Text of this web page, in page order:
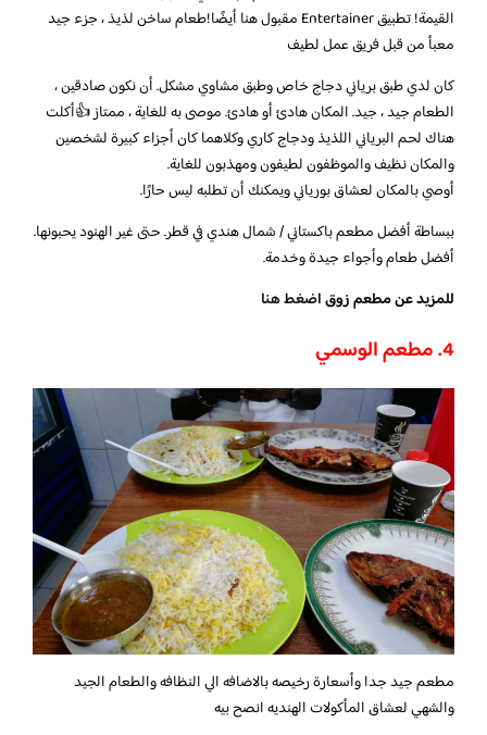
القيمة! تطبيق Entertainer مقبول هنا أيضًا!طعام ساخن لذيذ ، جزء جيد
معبأ من قبل فريق عمل لطيف
كان لدي طبق برياني دجاج خاص وطبق مشاوي مشكل. أن نكون صادقين ،
الطعام جيد ، جيد. المكان هادئ أو هادئ. موصى به للغاية ، ممتاز 👍أكلت
هناك لحم البرياني اللذيذ ودجاج كاري وكلاهما كان أجزاء كبيرة لشخصين
والمكان نظيف والموظفون لطيفون ومهذبون للغاية.
أوصي بالمكان لعشاق بورياني ويمكنك أن تطلبه ليس حارًا.
ببساطة أفضل مطعم باكستاني / شمال هندي في قطر. حتى غير الهنود يحبونها.
أفضل طعام وأجواء جيدة وخدمة.
للمزيد عن مطعم زوقاضغط هنا
4. مطعم الوسمي
مطعم جيد جدا وأسعارة رخيصه بالاضافه الي النظافه والطعام الجيد
والشهي لعشاق المأكولات الهنديه انصح بيه